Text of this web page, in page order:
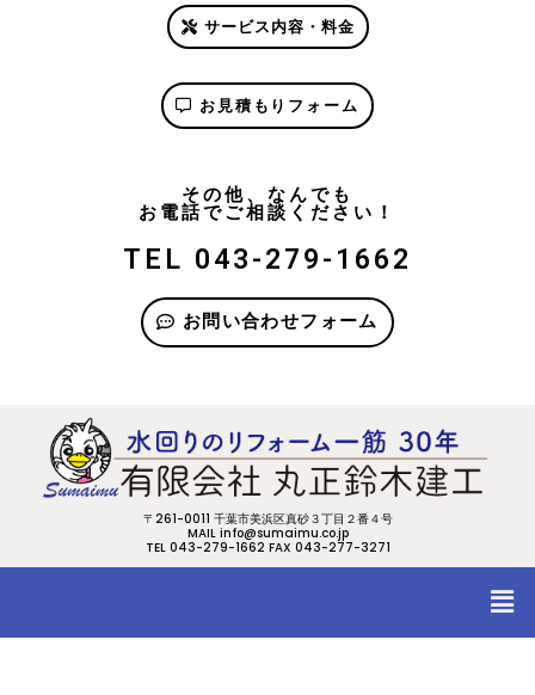
サービス内容・料金
お見積もりフォーム
その他、なんでも
お電話でご相談ください！
TEL 043-279-1662
お問い合わせフォーム
〒261-0011 千葉市美浜区真砂３丁目２番４号
MAIL info@sumaimu.co.jp
TEL 043-279-1662 FAX 043-277-3271